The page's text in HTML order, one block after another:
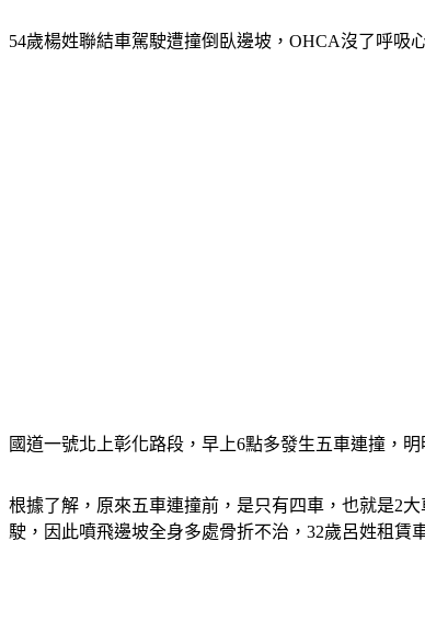
54歲楊姓聯結車駕駛遭撞倒臥邊坡，OHCA沒了呼吸
國道一號北上彰化路段，早上6點多發生五車連撞，
根據了解，原來五車連撞前，是只有四車，也就是2
駛，因此噴飛邊坡全身多處骨折不治，32歲呂姓租賃